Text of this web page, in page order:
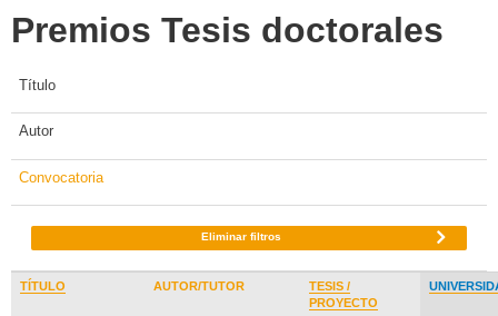
Premios Tesis doctorales
Título
Autor
Convocatoria
Eliminar filtros
TÍTULO AUTOR/TUTOR
TESIS /
PROYECTO